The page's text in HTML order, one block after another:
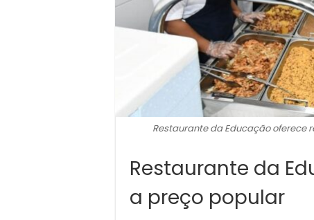
Restaurante da Educação oferece
Restaurante da
a preço popular